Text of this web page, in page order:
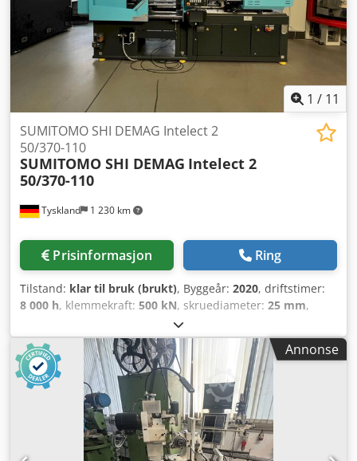
1 / 11
Tyskland 1 230 km
SUMITOMO SHI DEMAG Intelect 2
50/370-110
SUMITOMO SHI DEMAG Intelect 2
50/370-110
Prisinformasjon Ring
Tilstand: klar til bruk (brukt), Byggeår: 2020, driftstimer:
8 000 h, klemmekraft: 500 kN, skruediameter: 25 mm,
, total høyde:
kg, Denne SUMITOMO SHI DEMAG Intelect 2 50/370-110
ble produsert i 2020. Den har et fullelektrisk direkte
drivsystem, NC5+ styring for forbedret energieffektivitet og
presis injeksjonsdynamikk. Inkluderer granulat-tørker,
industrirobot, transportbånd og
temperaturreguleringsenheter. Ideell for høyverdige
sprøytestøpeprosesser. Kontakt oss for mer informasjon
om denne maskinen. Chodpjx D Eccefx Adioa Ekstrautstyr •
Annonse